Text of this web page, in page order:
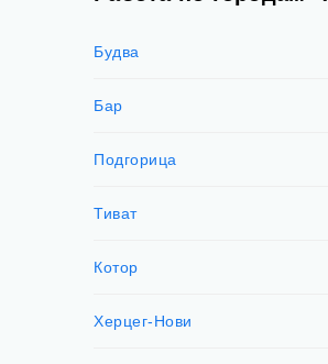
Будва
Бар
Подгорица
Тиват
Котор
Херцег-Нови